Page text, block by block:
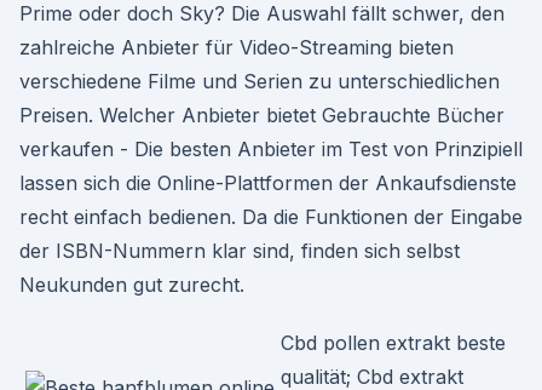
Prime oder doch Sky? Die Auswahl fällt schwer, den
zahlreiche Anbieter für Video-Streaming bieten
verschiedene Filme und Serien zu unterschiedlichen
Preisen. Welcher Anbieter bietet Gebrauchte Bücher
verkaufen - Die besten Anbieter im Test von Prinzipiell
lassen sich die Online-Plattformen der Ankaufsdienste
recht einfach bedienen. Da die Funktionen der Eingabe
der ISBN-Nummern klar sind, finden sich selbst
Neukunden gut zurecht.
Cbd pollen extrakt beste
qualität; Cbd extrakt